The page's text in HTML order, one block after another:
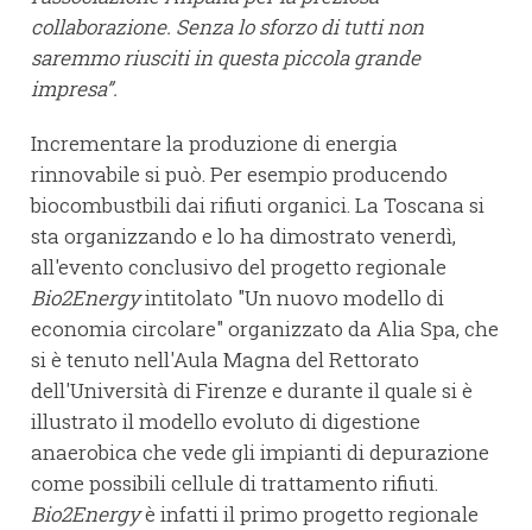
collaborazione. Senza lo sforzo di tutti non
saremmo riusciti in questa piccola grande
impresa”.
Incrementare la produzione di energia
rinnovabile si può. Per esempio producendo
biocombustbili dai rifiuti organici. La Toscana si
sta organizzando e lo ha dimostrato venerdì,
all'evento conclusivo del progetto regionale
Bio2Energyintitolato "Un nuovo modello di
economia circolare" organizzato da Alia Spa, che
si è tenuto nell'Aula Magna del Rettorato
dell'Università di Firenze e durante il quale si è
illustrato il modello evoluto di digestione
anaerobica che vede gli impianti di depurazione
come possibili cellule di trattamento rifiuti.
Bio2Energyè infatti il primo progetto regionale